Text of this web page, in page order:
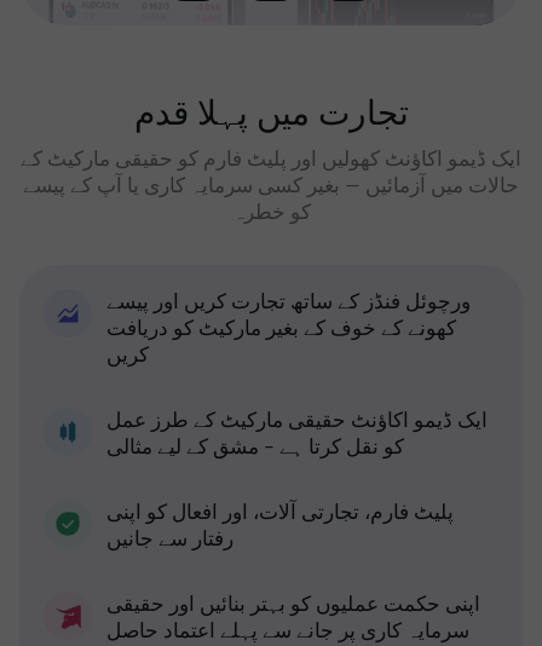
تجارت میں پہلا قدم
ایک ڈیمو اکاؤنٹ کھولیں اور پلیٹ فارم کو حقیقی مارکیٹ کے
حالات میں آزمائیں — بغیر کسی سرمایہ کاری یا آپ کے پیسے
کو خطرہ
ورچوئل فنڈز کے ساتھ تجارت کریں اور پیسے
کھونے کے خوف کے بغیر مارکیٹ کو دریافت
کریں
ایک ڈیمو اکاؤنٹ حقیقی مارکیٹ کے طرز عمل
کو نقل کرتا ہے - مشق کے لیے مثالی
پلیٹ فارم، تجارتی آلات، اور افعال کو اپنی
رفتار سے جانیں
اپنی حکمت عملیوں کو بہتر بنائیں اور حقیقی
سرمایہ کاری پر جانے سے پہلے اعتماد حاصل